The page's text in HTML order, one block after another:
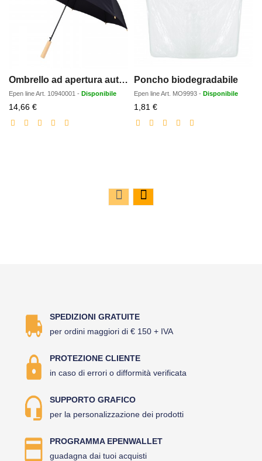
Ombrello ad apertura automatica Alina da 23 in PET riciclato
Epen lineArt. 10940001 - Disponibile
14,66 €Prezzo
scontato
Poncho biodegradabile
Epen lineArt. MO9993 - Disponibile
1,81 €Prezzo
scontato
SPEDIZIONI GRATUITE
per ordini maggiori di € 150 + IVA
PROTEZIONE CLIENTE
in caso di errori o difformità verificata
SUPPORTO GRAFICO
per la personalizzazione dei prodotti
PROGRAMMA EPENWALLET
guadagna dai tuoi acquisti